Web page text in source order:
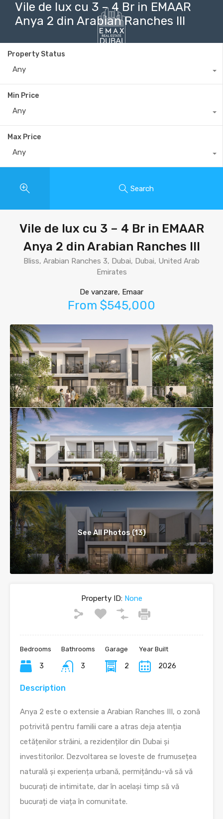
Vile de lux cu 3 – 4 Br in EMAAR
Anya 2 din Arabian Ranches III
Property Status
Any
Min Price
Any
Max Price
Any
Search
Vile de lux cu 3 – 4 Br in EMAAR
Anya 2 din Arabian Ranches III
Bliss, Arabian Ranches 3, Dubai, Dubai, United Arab
Emirates
De vanzare, Emaar
From $545,000
See All Photos (13)
Property ID:None
Bedrooms
3
Bathrooms
3
Garage
2
Year Built
2026
Description
Anya 2 este o extensie a Arabian Ranches III, o zonă
potrivită pentru familii care a atras deja atenția
cetățenilor străini, a rezidenților din Dubai și
investitorilor. Dezvoltarea se loveste de frumusețea
naturală și experiența urbană, permițându-vă să vă
bucurați de intimitate, dar în același timp să vă
bucurați de viața în comunitate.